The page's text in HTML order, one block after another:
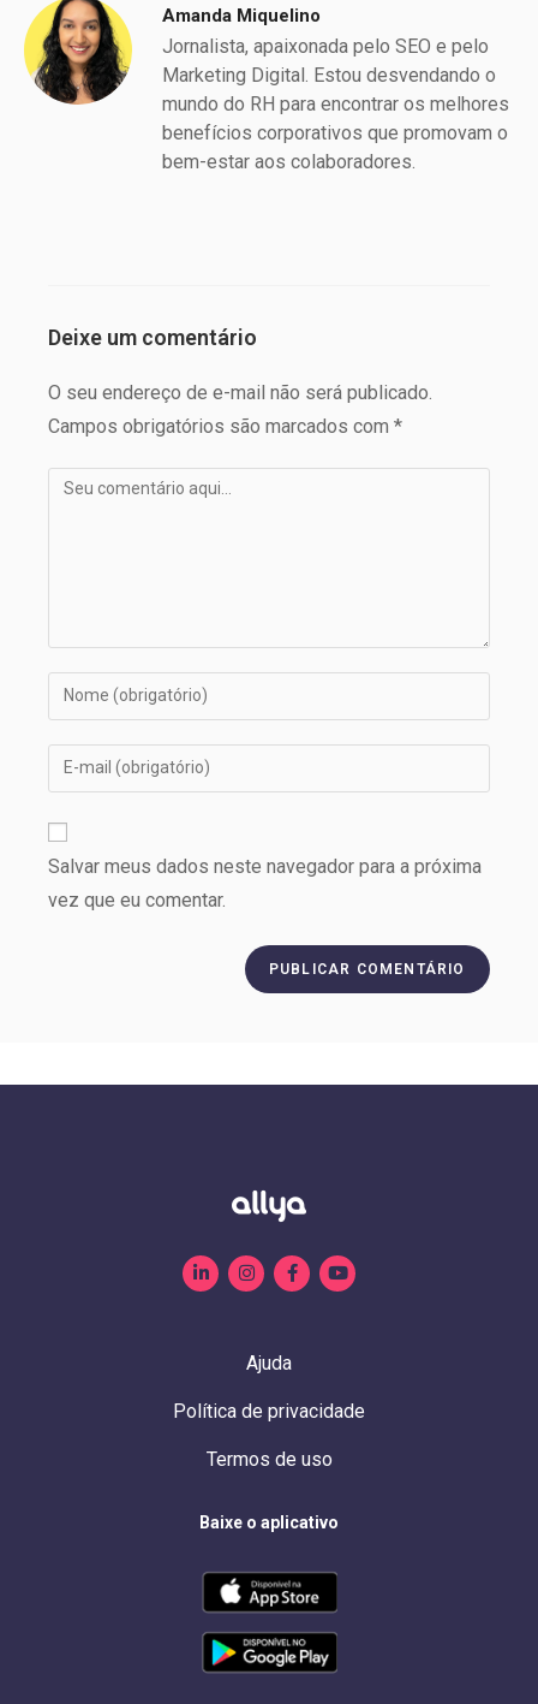
Amanda Miquelino
Jornalista, apaixonada pelo SEO e pelo
Marketing Digital. Estou desvendando o
mundo do RH para encontrar os melhores
benefícios corporativos que promovam o
bem-estar aos colaboradores.
Deixe um comentário
O seu endereço de e-mail não será publicado.
Campos obrigatórios são marcados com *
Salvar meus dados neste navegador para a próxima
vez que eu comentar.
Ajuda
Política de privacidade
Termos de uso
Baixe o aplicativo